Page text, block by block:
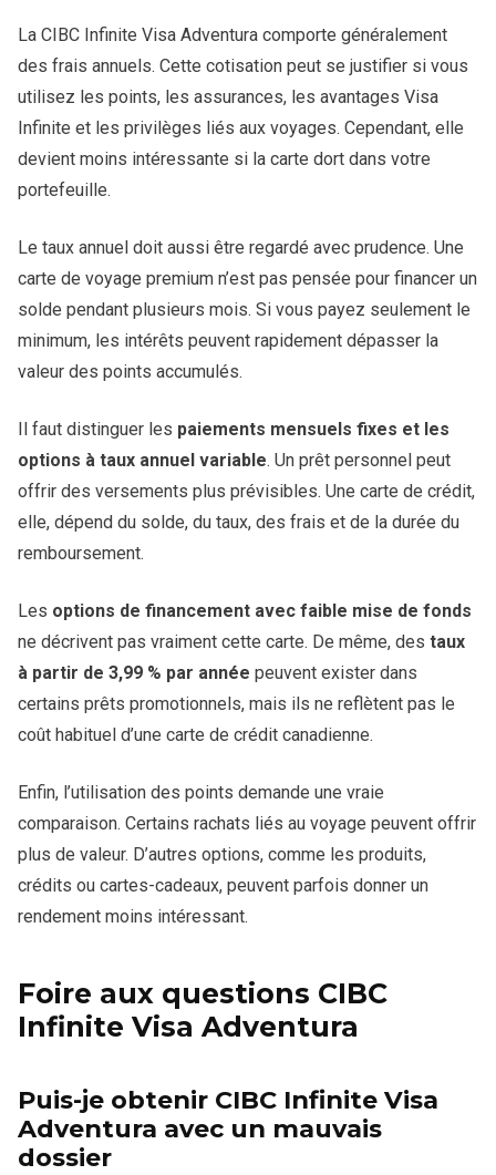
La CIBC Infinite Visa Adventura comporte généralement
des frais annuels. Cette cotisation peut se justifier si vous
utilisez les points, les assurances, les avantages Visa
Infinite et les privilèges liés aux voyages. Cependant, elle
devient moins intéressante si la carte dort dans votre
portefeuille.
Le taux annuel doit aussi être regardé avec prudence. Une
carte de voyage premium n’est pas pensée pour financer un
solde pendant plusieurs mois. Si vous payez seulement le
minimum, les intérêts peuvent rapidement dépasser la
valeur des points accumulés.
Il faut distinguer les paiements mensuels fixes et les
options à taux annuel variable. Un prêt personnel peut
offrir des versements plus prévisibles. Une carte de crédit,
elle, dépend du solde, du taux, des frais et de la durée du
remboursement.
Les options de financement avec faible mise de fonds
ne décrivent pas vraiment cette carte. De même, des taux
à partir de 3,99 % par année peuvent exister dans
certains prêts promotionnels, mais ils ne reflètent pas le
coût habituel d’une carte de crédit canadienne.
Enfin, l’utilisation des points demande une vraie
comparaison. Certains rachats liés au voyage peuvent offrir
plus de valeur. D’autres options, comme les produits,
crédits ou cartes-cadeaux, peuvent parfois donner un
rendement moins intéressant.
Foire aux questions CIBC
Infinite Visa Adventura
Puis-je obtenir CIBC Infinite Visa
Adventura avec un mauvais
dossier